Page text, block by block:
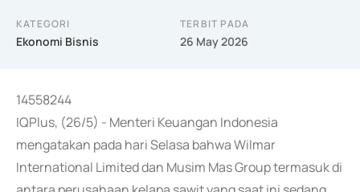
KATEGORI
Ekonomi Bisnis
TERBIT PADA
26 May 2026
14558244
IQPlus, (26/5) - Menteri Keuangan Indonesia
mengatakan pada hari Selasa bahwa Wilmar
International Limited dan Musim Mas Group termasuk di